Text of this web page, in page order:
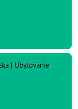
| Ubytovanie